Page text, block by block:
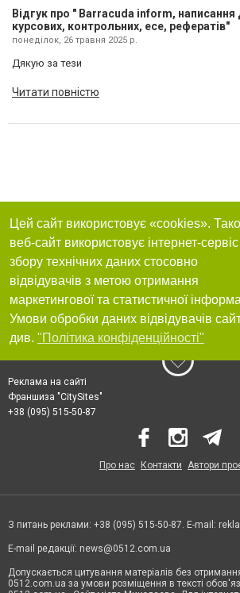
Відгук про " Barracuda inform, написання
курсових, контрольних, есе, рефератів"
понеділок, 26 травня 2025 р.
Дякую за тези
Читати повністю
Цей сайт використовує «cookies».
веб-сайт використовує інтернет-
збору технічних даних стосовно
відвідувачів з метою отримання
маркетингової та статистичної
Умови обробки даних відвідувачів
див. "Політика конфіденційності"
Реклама на сайті
Франшиза "CitySites"
+38 (095) 515-50-87
Про нас Контакти Автори
З питань реклами: +38 (095) 515-50-87. E-mail:
E-mail редакції: news@0512.com.ua
Допускається цитування матеріалів без
0512.com.ua за умови розміщення в тексті